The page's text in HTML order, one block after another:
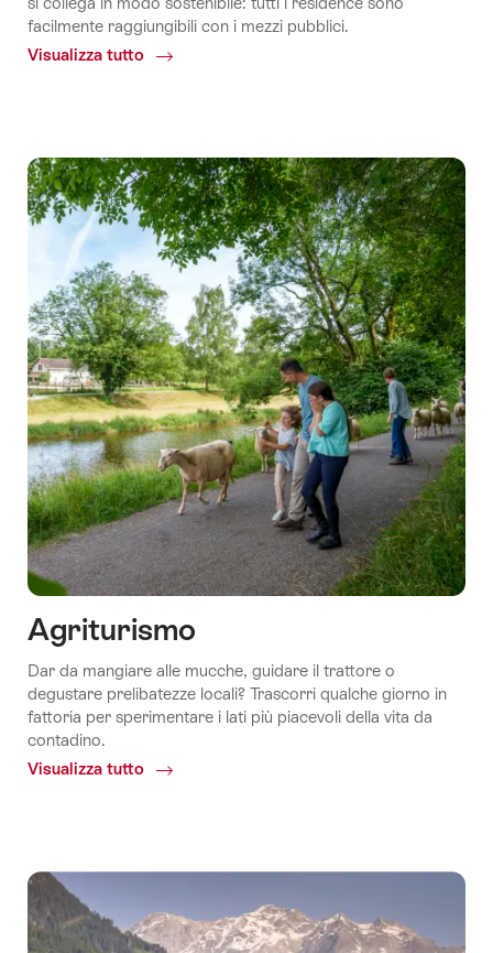
facilmente raggiungibili con i mezzi pubblici.
Visualizza tutto
Common.Of
Agriturismo
Dar da mangiare alle mucche, guidare il trattore o
degustare prelibatezze locali? Trascorri qualche giorno in
fattoria per sperimentare i lati più piacevoli della vita da
contadino.
Visualizza tutto
Common.Of